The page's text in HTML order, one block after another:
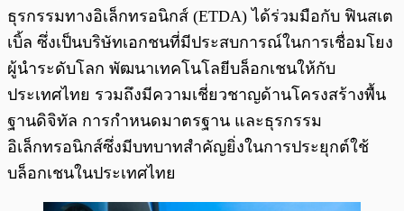
ธุรกรรมทางอิเล็กทรอนิกส์ (ETDA) ได้ร่วมมือกับ ฟินสเต
เบิ้ล ซึ่งเป็นบริษัทเอกชนที่มีประสบการณ์ในการเชื่อมโยง
ผู้นำระดับโลก พัฒนาเทคโนโลยีบล็อกเชนให้กับ
ประเทศไทย รวมถึงมีความเชี่ยวชาญด้านโครงสร้างพื้น
ฐานดิจิทัล การกำหนดมาตรฐาน และธุรกรรม
อิเล็กทรอนิกส์ซึ่งมีบทบาทสำคัญยิ่งในการประยุกต์ใช้
บล็อกเชนในประเทศไทย